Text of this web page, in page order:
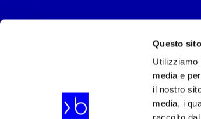
Questo
Utilizziamo
media e
il nostro
media, i